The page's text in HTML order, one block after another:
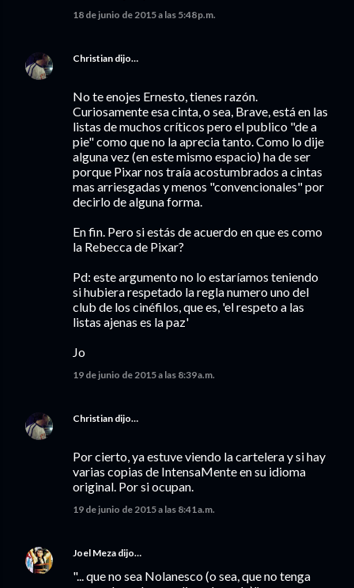
18 de junio de 2015 a las 5:48 p.m.
Christian dijo…
No te enojes Ernesto, tienes razón.
Curiosamente esa cinta, o sea, Brave, está en las
listas de muchos críticos pero el publico "de a
pie" como que no la aprecia tanto. Como lo dije
alguna vez (en este mismo espacio) ha de ser
porque Pixar nos traía acostumbrados a cintas
mas arriesgadas y menos "convencionales" por
decirlo de alguna forma.
En fin. Pero si estás de acuerdo en que es como
la Rebecca de Pixar?
Pd: este argumento no lo estaríamos teniendo
si hubiera respetado la regla numero uno del
club de los cinéfilos, que es, 'el respeto a las
listas ajenas es la paz'
Jo
19 de junio de 2015 a las 8:39 a.m.
Christian dijo…
Por cierto, ya estuve viendo la cartelera y si hay
varias copias de IntensaMente en su idioma
original. Por si ocupan.
19 de junio de 2015 a las 8:41 a.m.
Joel Meza dijo…
"... que no sea Nolanesco (o sea, que no tenga